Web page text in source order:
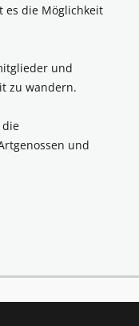
es die Möglichkeit
und
zu wandern.
die
und